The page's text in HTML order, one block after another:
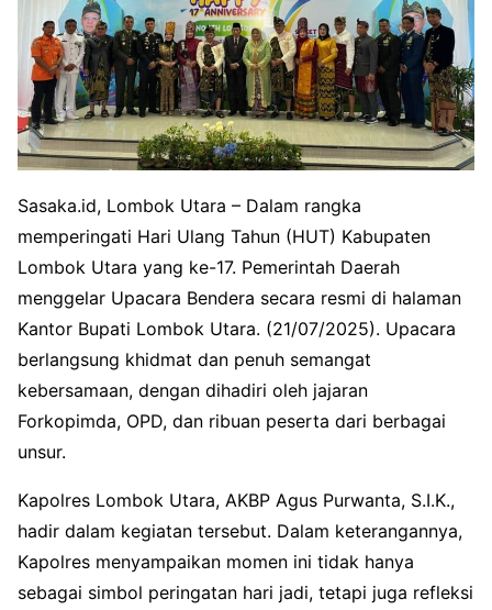
Sasaka.id, Lombok Utara – Dalam rangka
memperingati Hari Ulang Tahun (HUT) Kabupaten
Lombok Utara yang ke-17. Pemerintah Daerah
menggelar Upacara Bendera secara resmi di halaman
Kantor Bupati Lombok Utara. (21/07/2025). Upacara
berlangsung khidmat dan penuh semangat
kebersamaan, dengan dihadiri oleh jajaran
Forkopimda, OPD, dan ribuan peserta dari berbagai
unsur.
Kapolres Lombok Utara, AKBP Agus Purwanta, S.I.K.,
hadir dalam kegiatan tersebut. Dalam keterangannya,
Kapolres menyampaikan momen ini tidak hanya
sebagai simbol peringatan hari jadi, tetapi juga refleksi